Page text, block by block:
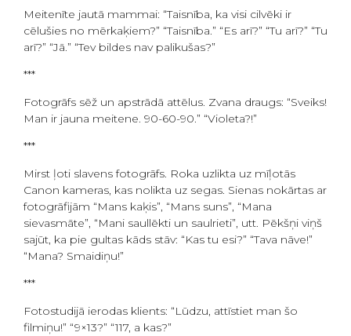
Meitenīte jautā mammai: “Taisnība, ka visi cilvēki ir
cēlušies no mērkaķiem?” “Taisnība.” “Es arī?” “Tu arī?” “Tu
arī?” “Jā.” “Tev bildes nav palikušas?”
***
Fotogrāfs sēž un apstrādā attēlus. Zvana draugs: “Sveiks!
Man ir jauna meitene. 90-60-90.” “Violeta?!”
***
Mirst ļoti slavens fotogrāfs. Roka uzlikta uz mīļotās
Canon kameras, kas nolikta uz segas. Sienas nokārtas ar
fotogrāfijām “Mans kaķis”, “Mans suns”, “Mana
sievasmāte”, “Mani saullēkti un saulrieti”, utt. Pēkšņi viņš
sajūt, ka pie gultas kāds stāv: “Kas tu esi?” “Tava nāve!”
“Mana? Smaidiņu!”
***
Fotostudijā ierodas klients: “Lūdzu, attīstiet man šo
filmiņu!” “9×13?” “117, a kas?”